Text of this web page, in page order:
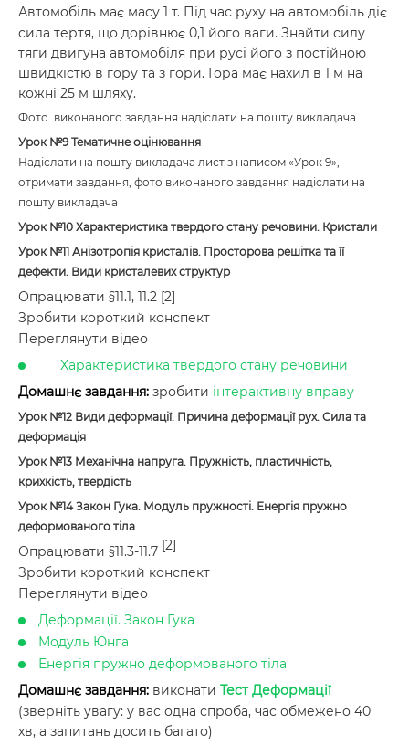
Автомобіль має масу 1 т. Під час руху на автомобіль діє
сила тертя, що дорівнює 0,1 його ваги. Знайти силу
тяги двигуна автомобіля при русі його з постійною
швидкістю в гору та з гори. Гора має нахил в 1 м на
кожні 25 м шляху.
Фото виконаного завдання надіслати на пошту викладача
Урок №9 Тематичне оцінювання
Надіслати на пошту викладача лист з написом «Урок 9»,
отримати завдання, фото виконаного завдання надіслати на
пошту викладача
Урок №10 Характеристика твердого стану речовини. Кристали
Урок №11 Анізотропія кристалів. Просторова решітка та її
дефекти. Види кристалевих структур
Опрацювати §11.1, 11.2 [2]
Зробити короткий конспект
Переглянути відео
Характеристика твердого стану речовини
Домашнє завдання: зробити інтерактивну вправу
Урок №12 Види деформації. Причина деформації рух. Сила та
деформація
Урок №13 Механічна напруга. Пружність, пластичність,
крихкість, твердість
Урок №14 Закон Гука. Модуль пружності. Енергія пружно
деформованого тіла
Опрацювати §11.3-11.7 [2]
Зробити короткий конспект
Переглянути відео
Деформації. Закон Гука
Модуль Юнга
Енергія пружно деформованого тіла
Домашнє завдання: виконати Тест Деформації
(зверніть увагу: у вас одна спроба, час обмежено 40
хв, а запитань досить багато)